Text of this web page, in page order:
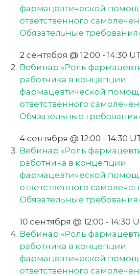
фармацевтической
ответственного
Обязательные
2 сентября @ 12:00 - 14:30
Вебинар «Роль
работника в концепции
фармацевтической
ответственного
Обязательные
4 сентября @ 12:00 - 14:30
Вебинар «Роль
работника в концепции
фармацевтической
ответственного
Обязательные
10 сентября @ 12:00 - 14:30
Вебинар «Роль
работника в концепции
фармацевтической
ответственного